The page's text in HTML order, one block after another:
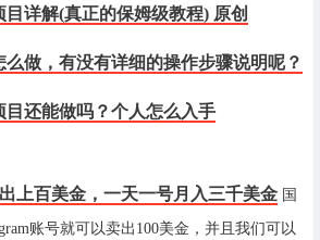
目详解(真正的保姆级教程) 原创
么做，有没有详细的操作步骤说明呢？
目还能做吗？个人怎么入手
上百美金，一天一号月入三千美金 国
账号就可以卖出100美金，并且我们可以